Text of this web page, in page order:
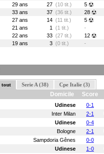
29 ans 27 (10 tit.) 5
33 ans 37 (36 tit.) 28
27 ans 14 (11 tit.) 5
21 ans 1 (1 tit.) -
22 ans 33 (27 tit.) 12
19 ans 3 (0 tit.) -
tout Serie A (38) Cpe Italie (3)
Domicile Score
Udinese 0-1
Inter Milan 2-1
Udinese 0-4
Bologne 2-1
Sampdoria Gênes 0-0
Udinese 1-0